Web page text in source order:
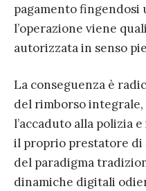
pagamento fingendosi
l’operazione viene
autorizzata in senso
La conseguenza è
del rimborso
l’accaduto alla polizia
il proprio prestatore di
del paradigma
dinamiche digitali